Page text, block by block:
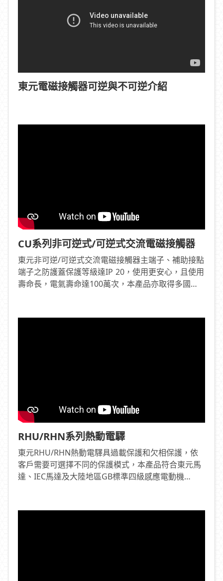
東元電磁接觸器可逆與不可逆介紹
CU系列非可逆式/可逆式交流電磁接觸器
東元非可逆/可逆式交流電磁接觸器主端子、補助接點
端子之防護蓋保護等級達IP 20，使用更安心，且使用
壽命長，電氣壽命達100萬次，本產品亦取得多國認
RHU/RHN系列熱動電驛
東元RHU/RHN熱動電驛具過載保護和欠相保護，依
客戶需要可選擇不同的保護模式，本產品符合東元馬
達、IEC馬達及大陸地區GB標準四級感應電動機